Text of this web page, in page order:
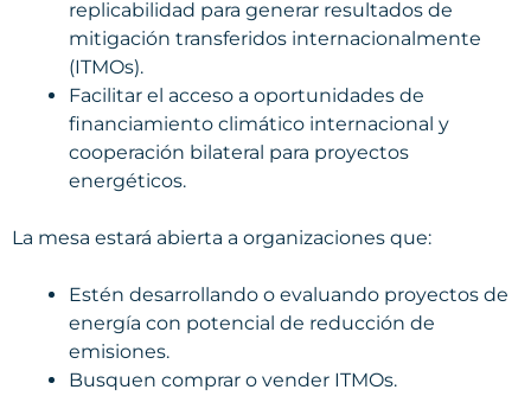
replicabilidad para generar resultados de
mitigación transferidos internacionalmente
(ITMOs).
Facilitar el acceso a oportunidades de
financiamiento climático internacional y
cooperación bilateral para proyectos
energéticos.
La mesa estará abierta a organizaciones que:
Estén desarrollando o evaluando proyectos de
energía con potencial de reducción de
emisiones.
Busquen comprar o vender ITMOs.